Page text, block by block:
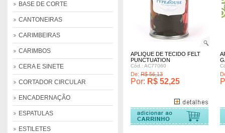
BASE DE CORTE
CANTONEIRAS
CARIMBEIRAS
CARIMBOS
CERA E SINETE
CORTADOR CIRCULAR
ENCADERNAÇÃO
ESPATULAS
ESTILETES
APLIQUE DE TECIDO FELT
PUNCTUATION
Cód.: AC77060
De: R$ 56,13
Por: R$ 52,25
Comprar